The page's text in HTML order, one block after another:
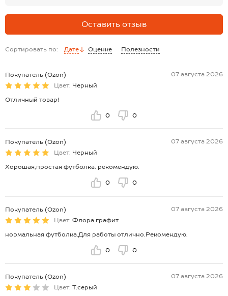
Оставить отзыв
Сортировать по: Дате Оценке Полезности
Покупатель (Ozon)
07 августа 2026
Цвет: Черный
Отличный товар!
0 0
Покупатель (Ozon)
07 августа 2026
Цвет: Черный
Хорошая,простая футболка. рекомендую.
0 0
Покупатель (Ozon)
07 августа 2026
Цвет: Флора.графит
нормальная футболка.Для работы отлично.Рекомендую.
0 0
Покупатель (Ozon)
07 августа 2026
Цвет: Т.серый